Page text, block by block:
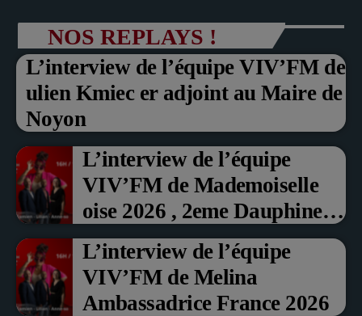
NOS REPLAYS !
L’interview de l’équipe VIV’FM de
ulien Kmiec er adjoint au Maire de
Noyon
L’interview de l’équipe
VIV’FM de Mademoiselle
oise 2026 , 2eme Dauphine et
Prix du Public , Marche aux
fruits rouge Noyon 2026
L’interview de l’équipe
VIV’FM de Melina
Ambassadrice France 2026